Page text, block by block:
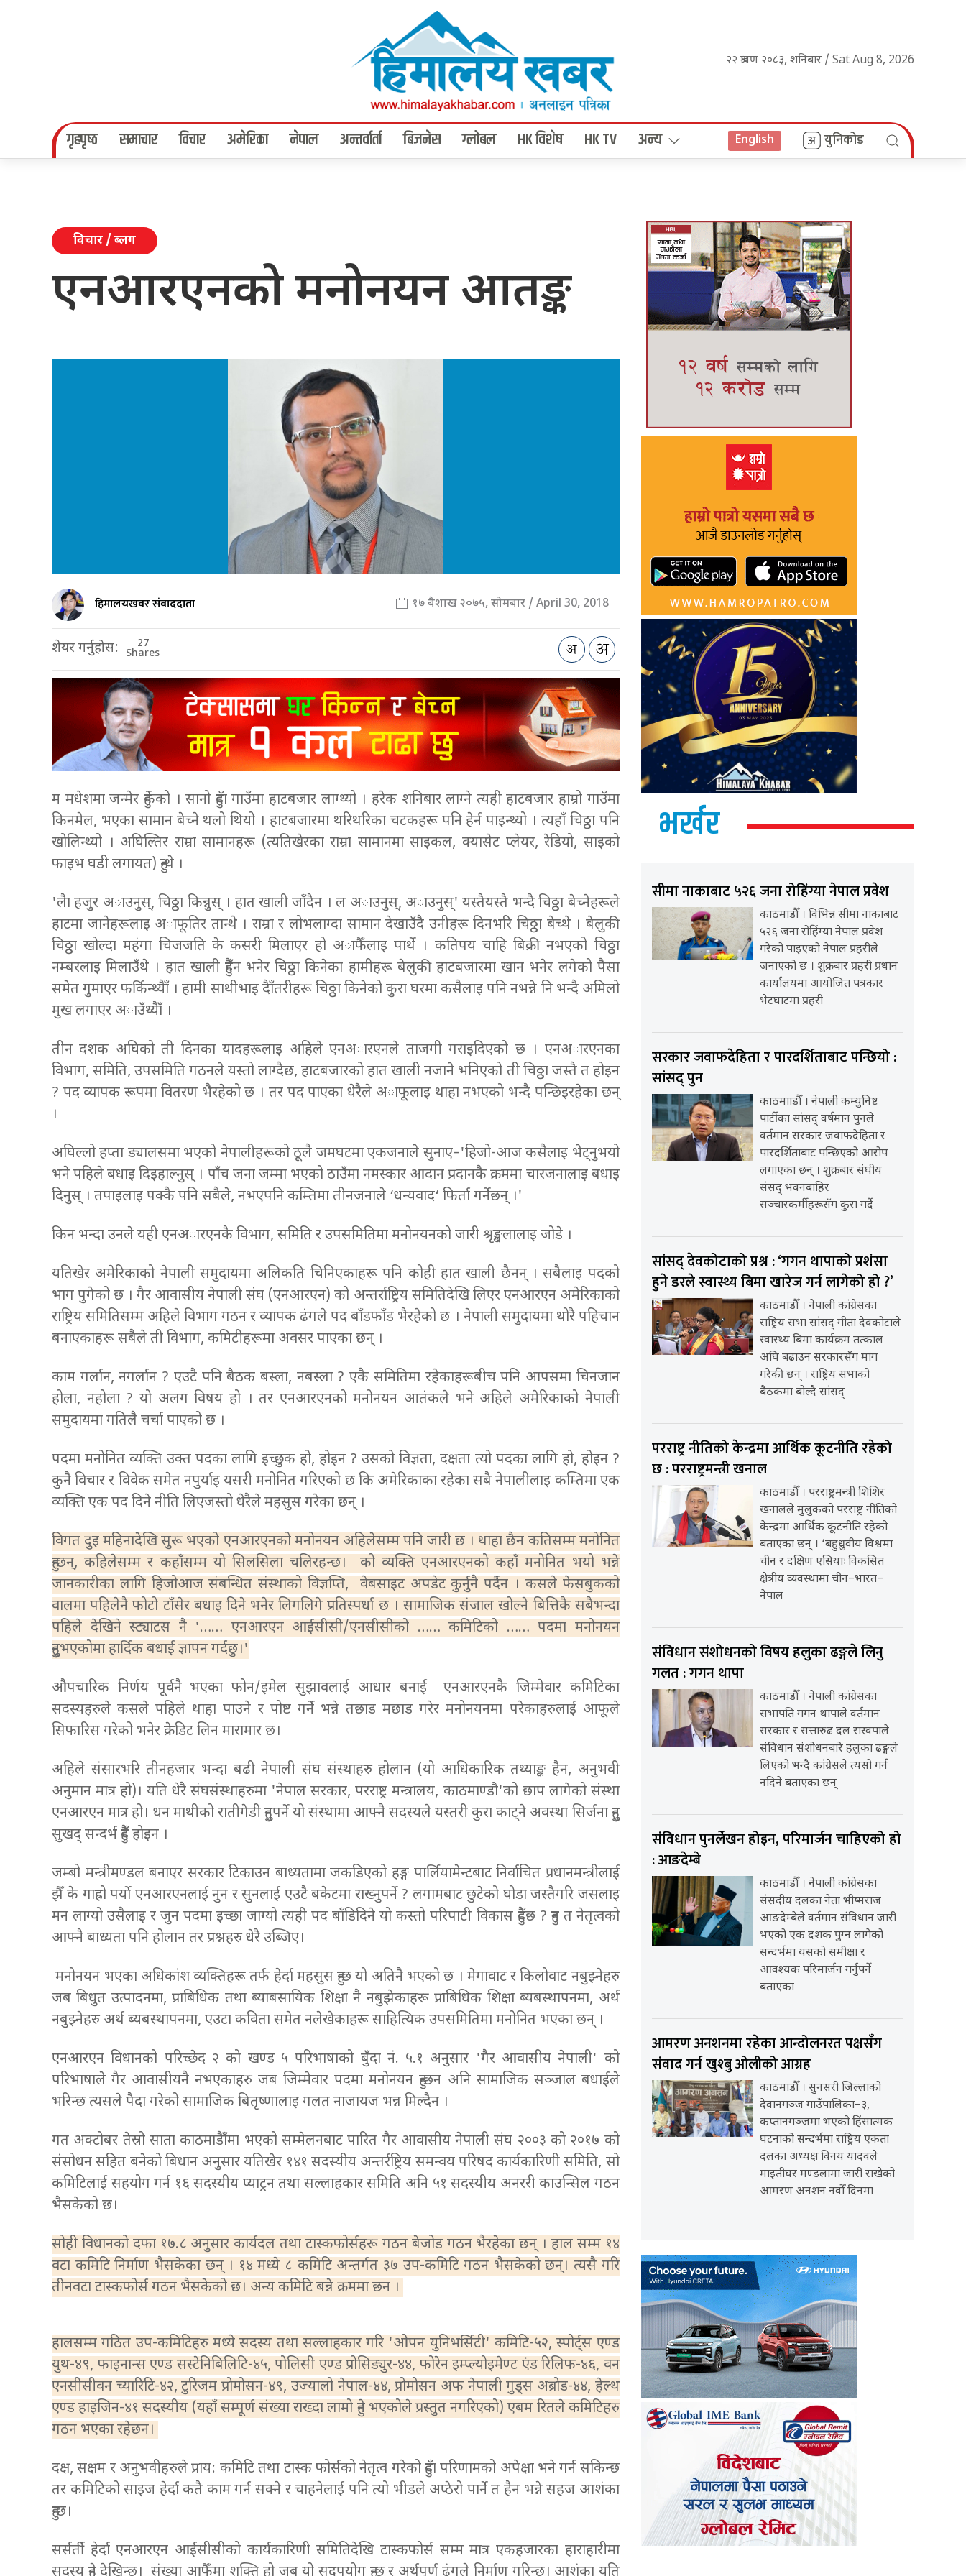
२२ श्रावण २०८३, शनिबार / Sat Aug 8, 2026
गृहपृष्‍ठ समाचार विचार अमेरिका नेपाल अन्तर्वार्ता बिजनेस ग्लोबल HK विशेष HK TV अन्य English युनिकोड
विचार / ब्लग
एनआरएनको मनोनयन आतङ्क
हिमालयखवर संवाददाता १७ बैशाख २०७५, सोमबार / April 30, 2018
शेयर गर्नुहोस: 27
Shares
म मधेशमा जन्मेर हुर्केको । सानो हुँदा गाउँमा हाटबजार लाग्थ्यो । हरेक शनिबार लाग्ने त्यही हाटबजार हाम्रो गाउँमा
किनमेल, भएका सामान बेच्ने थलो थियो । हाटबजारमा थरिथरिका चटकहरू पनि हेर्न पाइन्थ्यो । त्यहाँ चिठ्ठा पनि
खोलिन्थ्यो । अघिल्तिर राम्रा सामानहरू (त्यतिखेरका राम्रा सामानमा साइकल, क्यासेट प्लेयर, रेडियो, साइको
फाइभ घडी लगायत) हुन्थे ।
'लैा हजुर अाउनुस्, चिठ्ठा किन्नुस् । हात खाली जाँदैन । ल अाउनुस्, अाउनुस्' यस्तैयस्तै भन्दै चिठ्ठा बेच्नेहरूले
हाटमा जानेहरूलाइ अाफूतिर तान्थे । राम्रा र लोभलाग्दा सामान देखाउँदै उनीहरू दिनभरि चिठ्ठा बेच्थे । बेलुकी
चिठ्ठा खोल्दा महंगा चिजजति के कसरी मिलाएर हो अाफैँलाइ पार्थे । कतिपय चाहि बिक्री नभएको चिठ्ठा
नम्बरलाइ मिलाउँथे । हात खाली हुँदैन भनेर चिठ्ठा किनेका हामीहरू बेलुकी हाटबजारमा खान भनेर लगेको पैसा
समेत गुमाएर फर्किन्थ्यैाँ । हामी साथीभाइ दैाँतरीहरू चिठ्ठा किनेको कुरा घरमा कसैलाइ पनि नभन्ने नि भन्दै अमिलो
मुख लगाएर अाउँथ्यैाँ ।
तीन दशक अघिको ती दिनका यादहरूलाइ अहिले एनअारएनले ताजगी गराइदिएको छ । एनअारएनका
विभाग, समिति, उपसमिति गठनले यस्तो लाग्दैछ, हाटबजारको हात खाली नजाने भनिएको ती चिठ्ठा जस्तै त होइन
? पद व्यापक रूपमा वितरण भैरहेको छ । तर पद पाएका धेरैले अाफूलाइ थाहा नभएको भन्दै पन्छिइरहेका छन्
।
अघिल्लो हप्ता ड्यालसमा भएको नेपालीहरूको ठूलै जमघटमा एकजनाले सुनाए–'हिजो-आज कसैलाइ भेट्नुभयो
भने पहिले बधाइ दिइहाल्नुस् । पाँच जना जम्मा भएको ठाउँमा नमस्कार आदान प्रदानकै क्रममा चारजनालाइ बधाइ
दिनुस् । तपाइलाइ पक्कै पनि सबैले, नभएपनि कम्तिमा तीनजनाले ‘धन्यवाद‘ फिर्ता गर्नेछन् ।'
किन भन्दा उनले यही एनअारएनकै विभाग, समिति र उपसमितिमा मनोनयनको जारी श्रृङ्खलालाइ जोडे ।
यतिखेर अमेरिकाको नेपाली समुदायमा अलिकति चिनिएकाहरू पनि कोही हात खाली छैनन् । सबैलाइ पदको
भाग पुगेको छ । गैर आवासीय नेपाली संघ (एनआरएन) को अन्तर्राष्ट्रिय समितिदेखि लिएर एनआरएन अमेरिकाको
राष्ट्रिय समितिसम्म अहिले विभाग गठन र व्यापक ढंगले पद बाँडफाँड भैरहेको छ । नेपाली समुदायमा थोरै पहिचान
बनाएकाहरू सबैले ती विभाग, कमिटीहरूमा अवसर पाएका छन् ।
काम गर्लान, नगर्लान ? एउटै पनि बैठक बस्ला, नबस्ला ? एकै समितिमा रहेकाहरूबीच पनि आपसमा चिनजान
होला, नहोला ? यो अलग विषय हो । तर एनआरएनको मनोनयन आतंकले भने अहिले अमेरिकाको नेपाली
समुदायमा गतिलै चर्चा पाएको छ ।
पदमा मनोनित व्यक्ति उक्त पदका लागि इच्छुक हो, होइन ? उसको विज्ञता, दक्षता त्यो पदका लागि हो, होइन ?
कुनै विचार र विवेक समेत नपुर्याइ यसरी मनोनित गरिएको छ कि अमेरिकाका रहेका सबै नेपालीलाइ कम्तिमा एक
व्यक्ति एक पद दिने नीति लिएजस्तो धेरैले महसुस गरेका छन् ।
विगत दुइ महिनादेखि सुरू भएको एनआरएनको मनोनयन अहिलेसम्म पनि जारी छ । थाहा छैन कतिसम्म मनोनित
हुन्छन्, कहिलेसम्म र कहाँसम्म यो सिलसिला चलिरहन्छ। को व्यक्ति एनआरएनको कहाँ मनोनित भयो भन्ने
जानकारीका लागि हिजोआज संबन्धित संस्थाको विज्ञप्ति, वेबसाइट अपडेट कुर्नुनै पर्दैन । कसले फेसबुकको
वालमा पहिलेनै फोटो टाँसेर बधाइ दिने भनेर लिगलिगे प्रतिस्पर्धा छ । सामाजिक संजाल खोल्ने बित्तिकै सबैभन्दा
पहिले देखिने स्ट्याटस नै '…… एनआरएन आईसीसी/एनसीसीको …… कमिटिको …… पदमा मनोनयन
हुनुभएकोमा हार्दिक बधाई ज्ञापन गर्दछु।'
औपचारिक निर्णय पूर्वनै भएका फोन/इमेल सुझावलाई आधार बनाई एनआरएनकै जिम्मेवार कमिटिका
सदस्यहरुले कसले पहिले थाहा पाउने र पोष्ट गर्ने भन्ने तछाड मछाड गरेर मनोनयनमा परेकाहरुलाई आफूले
सिफारिस गरेको भनेर क्रेडिट लिन मारामार छ।
अहिले संसारभरि तीनहजार भन्दा बढी नेपाली संघ संस्थाहरु होलान (यो आधिकारिक तथ्याङ्क हैन, अनुभवी
अनुमान मात्र हो)। यति धेरै संघसंस्थाहरुमा 'नेपाल सरकार, परराष्ट्र मन्त्रालय, काठमाण्डौ'को छाप लागेको संस्था
एनआरएन मात्र हो। धन माथीको रातीगेडी हुनुपर्ने यो संस्थामा आफ्नै सदस्यले यस्तरी कुरा काट्ने अवस्था सिर्जना हुनु
सुखद् सन्दर्भ हुँदै होइन ।
जम्बो मन्त्रीमण्डल बनाएर सरकार टिकाउन बाध्यतामा जकडिएको हङ्ग पार्लियामेन्टबाट निर्वाचित प्रधानमन्त्रीलाई
झैँ के गाह्रो पर्यो एनआरएनलाई नुन र सुनलाई एउटै बकेटमा राख्नुपर्ने ? लगामबाट छुटेको घोडा जस्तैगरि जसलाइ
मन लाग्यो उसैलाइ र जुन पदमा इच्छा जाग्यो त्यही पद बाँडिदिने यो कस्तो परिपाटी विकास हुँदैछ ? हुन त नेतृत्वको
आफ्नै बाध्यता पनि होलान तर प्रश्नहरु धेरै उब्जिए।
मनोनयन भएका अधिकांश व्यक्तिहरू तर्फ हेर्दा महसुस हुन्छ यो अतिनै भएको छ । मेगावाट र किलोवाट नबुझ्नेहरु
जब बिधुत उत्पादनमा, प्राबिधिक तथा ब्याबसायिक शिक्षा नै नबुझेकाहरू प्राबिधिक शिक्षा ब्यबस्थापनमा, अर्थ
नबुझ्नेहरु अर्थ ब्यबस्थापनमा, एउटा कविता समेत नलेखेकाहरू साहित्यिक उपसमितिमा मनोनित भएका छन् ।
एनआरएन विधानको परिच्छेद २ को खण्ड ५ परिभाषाको बुँदा नं. ५.१ अनुसार 'गैर आवासीय नेपाली' को
परिभाषाले गैर आवासीयनै नभएकाहरु जब जिम्मेवार पदमा मनोनयन हुन्छन अनि सामाजिक सञ्जाल बधाईले
भरिन्छ त्यसले पैदा गरेको सामाजिक बितृष्णालाइ गलत नाजायज भन्न मिल्दैन ।
गत अक्टोबर तेस्रो साता काठमाडैाँमा भएको सम्मेलनबाट पारित गैर आवासीय नेपाली संघ २००३ को २०१७ को
संसोधन सहित बनेको बिधान अनुसार यतिखेर १४१ सदस्यीय अन्तर्रष्ट्रिय समन्वय परिषद कार्यकारिणी समिति, सो
कमिटिलाई सहयोग गर्न १६ सदस्यीय प्याट्रन तथा सल्लाहकार समिति अनि ५१ सदस्यीय अनररी काउन्सिल गठन
भैसकेको छ।
सोही विधानको दफा १७.८ अनुसार कार्यदल तथा टास्कफोर्सहरू गठन बेजोड गठन भैरहेका छन् ।हाल सम्म १४
वटा कमिटि निर्माण भैसकेका छन् । १४ मध्ये ८ कमिटि अन्तर्गत ३७ उप-कमिटि गठन भैसकेको छन्। त्यसै गरि
तीनवटा टास्कफोर्स गठन भैसकेको छ। अन्य कमिटि बन्ने क्रममा छन ।
हालसम्म गठित उप-कमिटिहरु मध्ये सदस्य तथा सल्लाहकार गरि 'ओपन युनिभर्सिटी' कमिटि-५२, स्पोर्ट्स एण्ड
युथ-४९, फाइनान्स एण्ड सस्टेनिबिलिटि-४५, पोलिसी एण्ड प्रोसिड्युर-४४, फोरेन इम्प्ल्योइमेण्ट एंड रिलिफ-४६, वन
एनसीसीवन च्यारिटि-४२, टुरिजम प्रोमोसन-४९, उज्यालो नेपाल-४४, प्रोमोसन अफ नेपाली गुड्स अब्रोड-४४, हेल्थ
एण्ड हाइजिन-४१ सदस्यीय (यहाँ सम्पूर्ण संख्या राख्दा लामो हुने भएकोले प्रस्तुत नगरिएको) एबम रितले कमिटिहरु
गठन भएका रहेछन।
दक्ष, सक्षम र अनुभवीहरुले प्राय: कमिटि तथा टास्क फोर्सको नेतृत्व गरेको हुँदा परिणामको अपेक्षा भने गर्न सकिन्छ
तर कमिटिको साइज हेर्दा कतै काम गर्न सक्ने र चाहनेलाई पनि त्यो भीडले अप्ठेरो पार्ने त हैन भन्ने सहज आशंका
हुन्छ।
सर्सर्ती हेर्दा एनआरएन आईसीसीको कार्यकारिणी समितिदेखि टास्कफोर्स सम्म मात्र एकहजारका हाराहारीमा
भर्खर
सीमा नाकाबाट ५२६ जना रोहिंग्या नेपाल प्रवेश
काठमाडौँ । विभिन्न सीमा नाकाबाट
५२६ जना रोहिंग्या नेपाल प्रवेश
गरेको पाइएको नेपाल प्रहरीले
जनाएको छ । शुक्रबार प्रहरी प्रधान
कार्यालयमा आयोजित पत्रकार
भेटघाटमा प्रहरी
सरकार जवाफदेहिता र पारदर्शिताबाट पन्छियो :
सांसद् पुन
काठमााडौँ । नेपाली कम्युनिष्ट
पार्टीका सांसद् वर्षमान पुनले
वर्तमान सरकार जवाफदेहिता र
पारदर्शिताबाट पन्छिएको आरोप
लगाएका छन् । शुक्रबार संघीय
संसद् भवनबाहिर
सञ्चारकर्मीहरूसँग कुरा गर्दै
सांसद् देवकोटाको प्रश्न : ‘गगन थापाको प्रशंसा
हुने डरले स्वास्थ्य बिमा खारेज गर्न लागेको हो ?’
काठमाडौँ । नेपाली कांग्रेसका
राष्ट्रिय सभा सांसद् गीता देवकोटाले
स्वास्थ्य बिमा कार्यक्रम तत्काल
अघि बढाउन सरकारसँग माग
गरेकी छन् । राष्ट्रिय सभाको
बैठकमा बोल्दै सांसद्
परराष्ट्र नीतिको केन्द्रमा आर्थिक कूटनीति रहेको
छ : परराष्ट्रमन्त्री खनाल
काठमाडौँ । परराष्ट्रमन्त्री शिशिर
खनालले मुलुकको परराष्ट्र नीतिको
केन्द्रमा आर्थिक कूटनीति रहेको
बताएका छन् । ‘बहुध्रुवीय विश्वमा
चीन र दक्षिण एसियाः विकसित
क्षेत्रीय व्यवस्थामा चीन–भारत–
नेपाल
संविधान संशोधनको विषय हलुका ढङ्गले लिनु
गलत : गगन थापा
काठमाडौँ । नेपाली कांग्रेसका
सभापति गगन थापाले वर्तमान
सरकार र सत्तारुढ दल रास्वपाले
संविधान संशोधनबारे हलुका ढङ्गले
लिएको भन्दै कांग्रेसले त्यसो गर्न
नदिने बताएका छन्
संविधान पुनर्लेखन होइन, परिमार्जन चाहिएको हो
: आङदेम्बे
काठमाडौँ । नेपाली कांग्रेसका
संसदीय दलका नेता भीष्मराज
आङदेम्बेले वर्तमान संविधान जारी
भएको एक दशक पुग्न लागेको
सन्दर्भमा यसको समीक्षा र
आवश्यक परिमार्जन गर्नुपर्ने
बताएका
आमरण अनशनमा रहेका आन्दोलनरत पक्षसँग
संवाद गर्न खुश्बु ओलीको आग्रह
काठमाडौँ । सुनसरी जिल्लाको
देवानगञ्ज गाउँपालिका–३,
कप्तानगञ्जमा भएको हिंसात्मक
घटनाको सन्दर्भमा राष्ट्रिय एकता
दलका अध्यक्ष विनय यादवले
माइतीघर मण्डलामा जारी राखेको
आमरण अनशन नवौँ दिनमा